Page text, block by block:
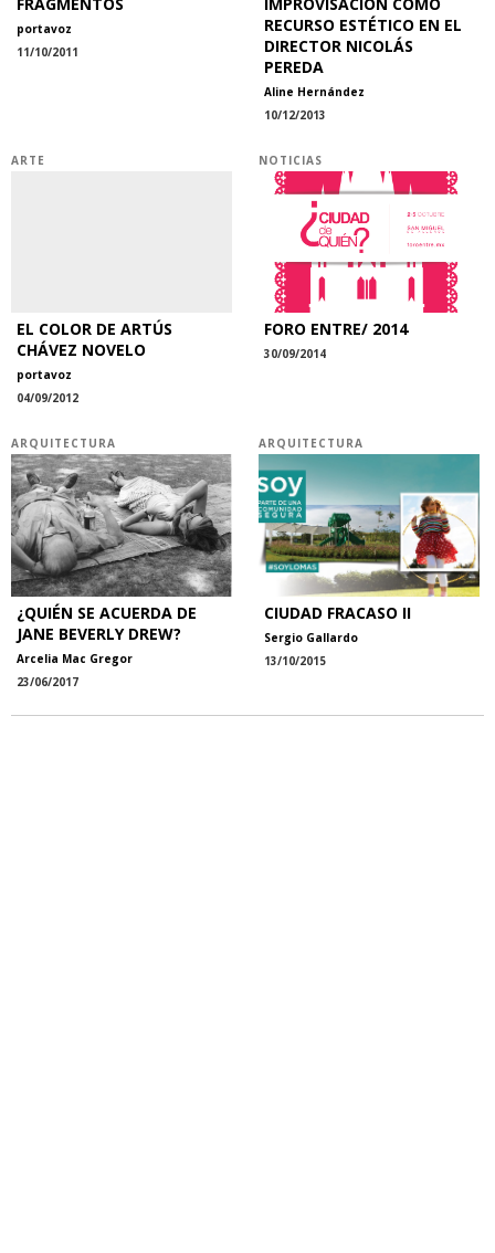
portavoz
11/10/2011
RECURSO ESTÉTICO EN EL
DIRECTOR NICOLÁS
PEREDA
Aline Hernández
10/12/2013
ARTE
EL COLOR DE ARTÚS
CHÁVEZ NOVELO
portavoz
04/09/2012
NOTICIAS
FORO ENTRE/ 2014
30/09/2014
ARQUITECTURA
¿QUIÉN SE ACUERDA DE
JANE BEVERLY DREW?
Arcelia Mac Gregor
23/06/2017
ARQUITECTURA
CIUDAD FRACASO II
Sergio Gallardo
13/10/2015